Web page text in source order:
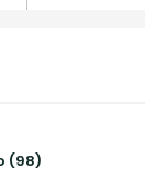
(98)